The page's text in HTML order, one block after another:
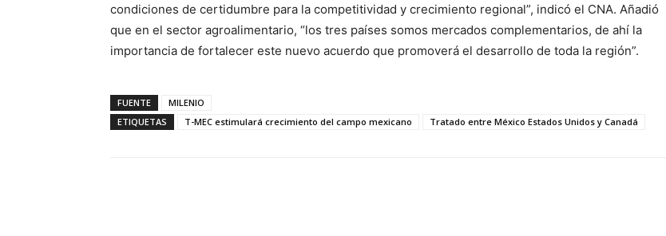
condiciones de certidumbre para la competitividad y crecimiento regional”, indicó el CNA. Añadió
que en el sector agroalimentario, “los tres países somos mercados complementarios, de ahí la
importancia de fortalecer este nuevo acuerdo que promoverá el desarrollo de toda la región”.
FUENTE
MILENIO
ETIQUETAS
T-MEC estimulará crecimiento del campo mexicano Tratado entre México Estados Unidos y Canadá